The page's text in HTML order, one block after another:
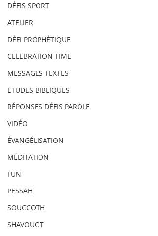
DÉFIS SPORT
ATELIER
DÉFI PROPHÉTIQUE
CELEBRATION TIME
MESSAGES TEXTES
ETUDES BIBLIQUES
RÉPONSES DÉFIS PAROLE
VIDÉO
ÉVANGÉLISATION
MÉDITATION
FUN
PESSAH
SOUCCOTH
SHAVOUOT